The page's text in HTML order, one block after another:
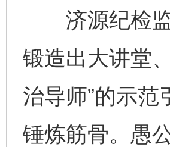
济源纪检监
锻造出大讲堂
治导师”的示
锤炼筋骨。愚